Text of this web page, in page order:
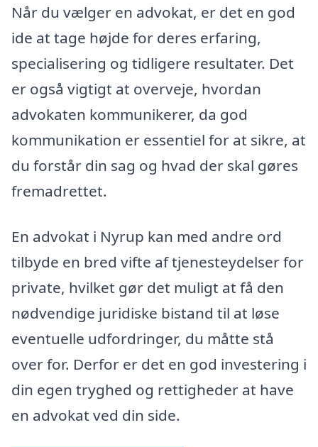
Når du vælger en advokat, er det en god
ide at tage højde for deres erfaring,
specialisering og tidligere resultater. Det
er også vigtigt at overveje, hvordan
advokaten kommunikerer, da god
kommunikation er essentiel for at sikre, at
du forstår din sag og hvad der skal gøres
fremadrettet.
En advokat i Nyrup kan med andre ord
tilbyde en bred vifte af tjenesteydelser for
private, hvilket gør det muligt at få den
nødvendige juridiske bistand til at løse
eventuelle udfordringer, du måtte stå
over for. Derfor er det en god investering i
din egen tryghed og rettigheder at have
en advokat ved din side.